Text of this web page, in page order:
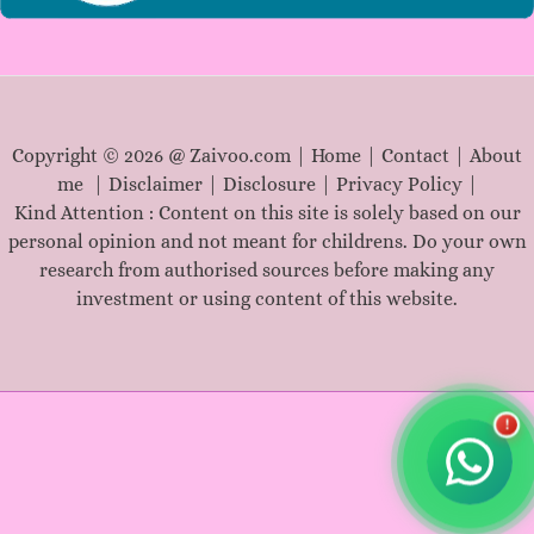
Copyright © 2026 @ Zaivoo.com | Home Contact
About
me
Disclaimer| Disclosure| Privacy Policy|
Kind Attention : Content on this site is solely based on our
personal opinion and not meant for childrens. Do your own
research from authorised sources before making any
investment or using content of this website.
!